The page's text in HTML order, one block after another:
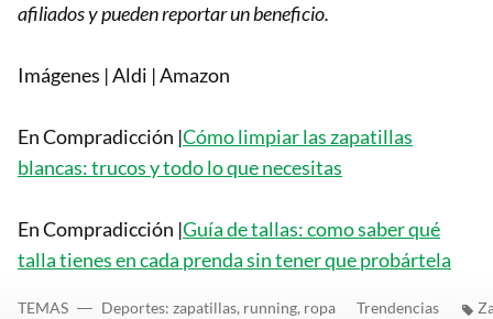
afiliados y pueden reportar un beneficio.
Imágenes | Aldi | Amazon
En Compradicción |Cómo limpiar las zapatillas
blancas: trucos y todo lo que necesitas
En Compradicción |Guía de tallas: como saber qué
talla tienes en cada prenda sin tener que probártela
TEMAS Deportes: zapatillas, running, ropa Trendencias